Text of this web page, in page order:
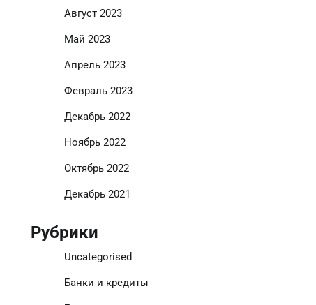
Август 2023
Май 2023
Апрель 2023
Февраль 2023
Декабрь 2022
Ноябрь 2022
Октябрь 2022
Декабрь 2021
Рубрики
Uncategorised
Банки и кредиты